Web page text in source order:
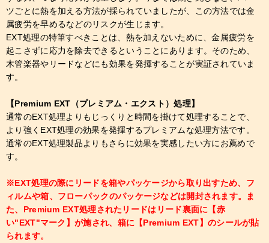
ツごとに熱を加える方法が採られていましたが、この方法では金
属疲労を早めるなどのリスクが生じます。
EXT処理の特筆すべきことは、熱を加えないために、金属疲労を
起こさずに応力を除去できるということにあります。そのため、
木管楽器やリードなどにも効果を発揮することが実証されていま
す。
【Premium EXT（プレミアム・エクスト）処理】
通常のEXT処理よりもじっくりと時間を掛けて処理することで、
より強くEXT処理の効果を発揮するプレミアムな処理方法です。
通常のEXT処理製品よりもさらに効果を実感したい方にお薦めで
す。
※EXT処理の際にリードを箱やパッケージから取り出すため、フ
ィルムや箱、フローパックのパッケージなどは開封されます。ま
た、Premium EXT処理されたリードはリード裏面に【赤
い"EXT"マーク】が施され、箱に【Premium EXT】のシールが貼
られます。